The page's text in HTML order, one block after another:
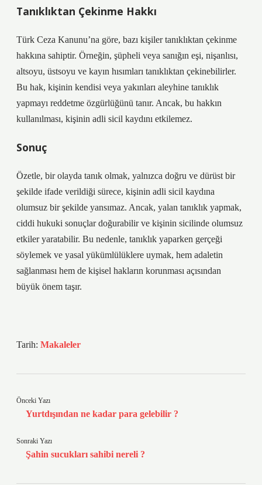
Tanıklıktan Çekinme Hakkı
Türk Ceza Kanunu’na göre, bazı kişiler tanıklıktan çekinme
hakkına sahiptir. Örneğin, şüpheli veya sanığın eşi, nişanlısı,
altsoyu, üstsoyu ve kayın hısımları tanıklıktan çekinebilirler.
Bu hak, kişinin kendisi veya yakınları aleyhine tanıklık
yapmayı reddetme özgürlüğünü tanır. Ancak, bu hakkın
kullanılması, kişinin adli sicil kaydını etkilemez.
Sonuç
Özetle, bir olayda tanık olmak, yalnızca doğru ve dürüst bir
şekilde ifade verildiği sürece, kişinin adli sicil kaydına
olumsuz bir şekilde yansımaz. Ancak, yalan tanıklık yapmak,
ciddi hukuki sonuçlar doğurabilir ve kişinin sicilinde olumsuz
etkiler yaratabilir. Bu nedenle, tanıklık yaparken gerçeği
söylemek ve yasal yükümlülüklere uymak, hem adaletin
sağlanması hem de kişisel hakların korunması açısından
büyük önem taşır.
Tarih: Makaleler
Önceki Yazı
Yurtdışından ne kadar para gelebilir ?
Sonraki Yazı
Şahin sucukları sahibi nereli ?